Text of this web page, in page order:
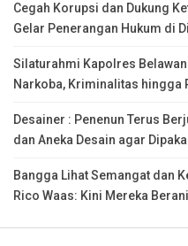
Cegah Korupsi dan Dukung
Gelar Penerangan Hukum di
Silaturahmi Kapolres Belawan
Narkoba, Kriminalitas hingga
Desainer : Penenun Terus
dan Aneka Desain agar
Bangga Lihat Semangat dan
Rico Waas: Kini Mereka